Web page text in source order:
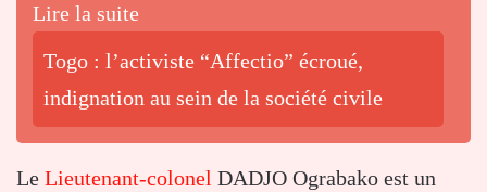
Lire la suite
Togo : l’activiste “Affectio” écroué,
indignation au sein de la société civile
Le Lieutenant-colonel DADJO Ograbako est un